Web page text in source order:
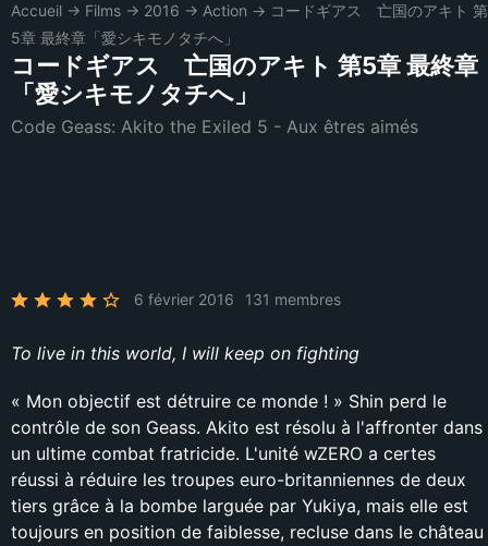
Accueil → Films → 2016 → Action → コードギアス 亡国のアキト 第
5章 最終章「愛シキモノタチへ」
コードギアス 亡国のアキト 第5章 最終章
「愛シキモノタチへ」
Code Geass: Akito the Exiled 5 - Aux êtres aimés
6 février 2016 131 membres
To live in this world, I will keep on fighting
« Mon objectif est détruire ce monde ! » Shin perd le
contrôle de son Geass. Akito est résolu à l'affronter dans
un ultime combat fratricide. L'unité wZERO a certes
réussi à réduire les troupes euro-britanniennes de deux
tiers grâce à la bombe larguée par Yukiya, mais elle est
toujours en position de faiblesse, recluse dans le château